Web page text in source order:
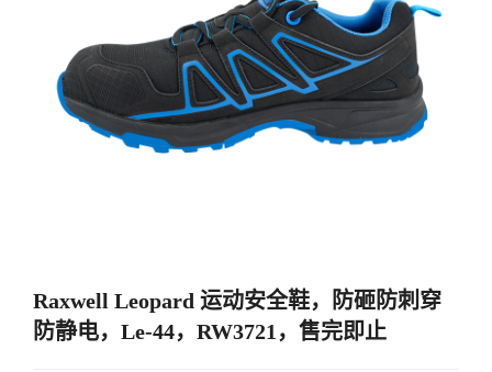
Raxwell Leopard 运动安全鞋，防砸防刺穿
防静电，Le-44，RW3721，售完即止